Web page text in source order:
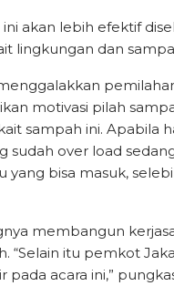
akan lebih efektif
lingkungan dan
motivasi pilah
sampah ini. Apabila
over load
bisa masuk,
membangun
itu pemkot
acara ini,”